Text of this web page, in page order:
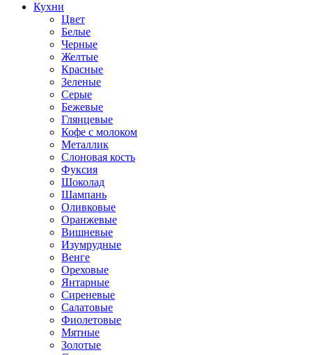
Кухни
Цвет
Белые
Черные
Желтые
Красные
Зеленые
Серые
Бежевые
Глянцевые
Кофе с молоком
Металлик
Слоновая кость
Фуксия
Шоколад
Шампань
Оливковые
Оранжевые
Вишневые
Изумрудные
Венге
Ореховые
Янтарные
Сиреневые
Салатовые
Фиолетовые
Мятные
Золотые